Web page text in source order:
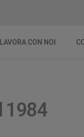
LAVORA CON NOI
1984